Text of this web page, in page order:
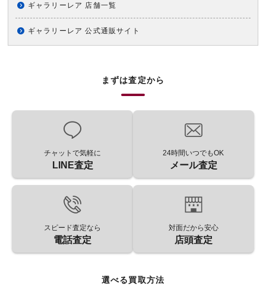
ギャラリーレア 店舗一覧
ギャラリーレア 公式通販サイト
まずは査定から
チャットで気軽に
LINE査定
24時間いつでもOK
メール査定
スピード査定なら
電話査定
対面だから安心
店頭査定
選べる買取方法